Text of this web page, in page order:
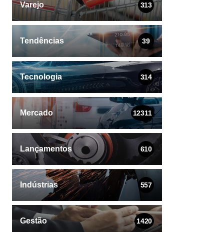
Varejo 313
Tendências 39
Tecnologia 314
Mercado 12311
Lançamentos 610
Indústrias 557
Gestão 1420